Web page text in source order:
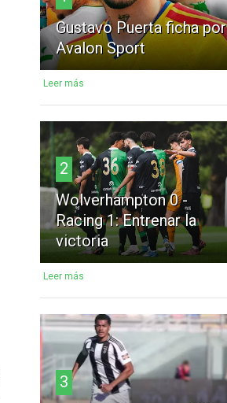
Gustavo Puerta ficha por
Avalon Sport
Leer más
2
Wolverhampton 0 -
Racing 1: Entrenar la
victoria
Leer más
3